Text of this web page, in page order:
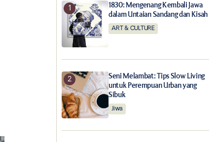
1830: Mengenang Kembali Jawa
dalam Untaian Sandang dan Kisah
ART & CULTURE
Seni Melambat: Tips Slow Living
untuk Perempuan Urban yang
Sibuk
Jiwa